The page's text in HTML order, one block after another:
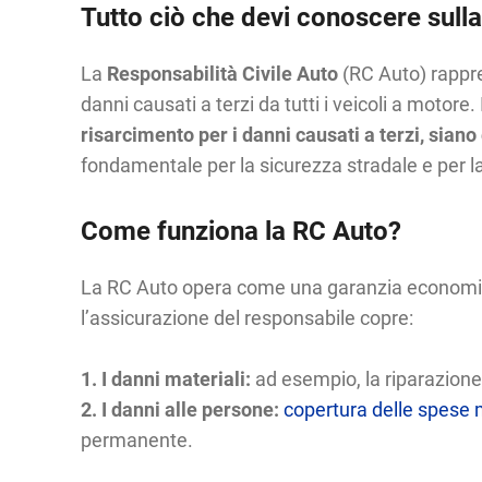
Tutto ciò che devi conoscere
La Responsabilità Civile Auto(RC Auto)
danni causati a terzi da tutti i veicoli a
risarcimento per i danni causati a terzi,
fondamentale per la sicurezza stradale e per
Come funziona la RC Auto?
La RC Auto opera come una garanzia
l’assicurazione del responsabile copre:
1. I danni materiali: ad esempio, la
2. I danni alle persone: copertura delle spese
permanente.